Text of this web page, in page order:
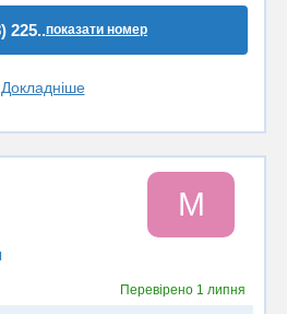
225..показати номер
Докладніше
М
Перевірено 1 липня